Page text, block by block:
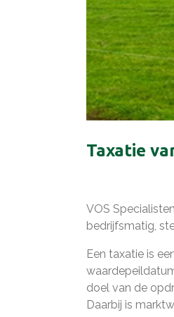
Taxatie
VOS
bedrijfsmatig,
Een taxatie is
doel van de
Daarbij is